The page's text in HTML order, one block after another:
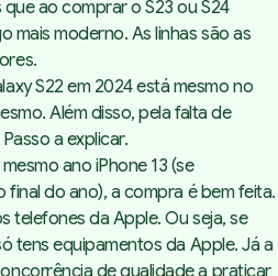
ao comprar o S23 ou S24
mais moderno. As linhas são as
S22 em 2024 está mesmo no
Além disso, pela falta de
a explicar.
ano iPhone 13 (se
do ano), a compra é bem feita.
telefones da Apple. Ou seja, se
tens equipamentos da Apple. Já a